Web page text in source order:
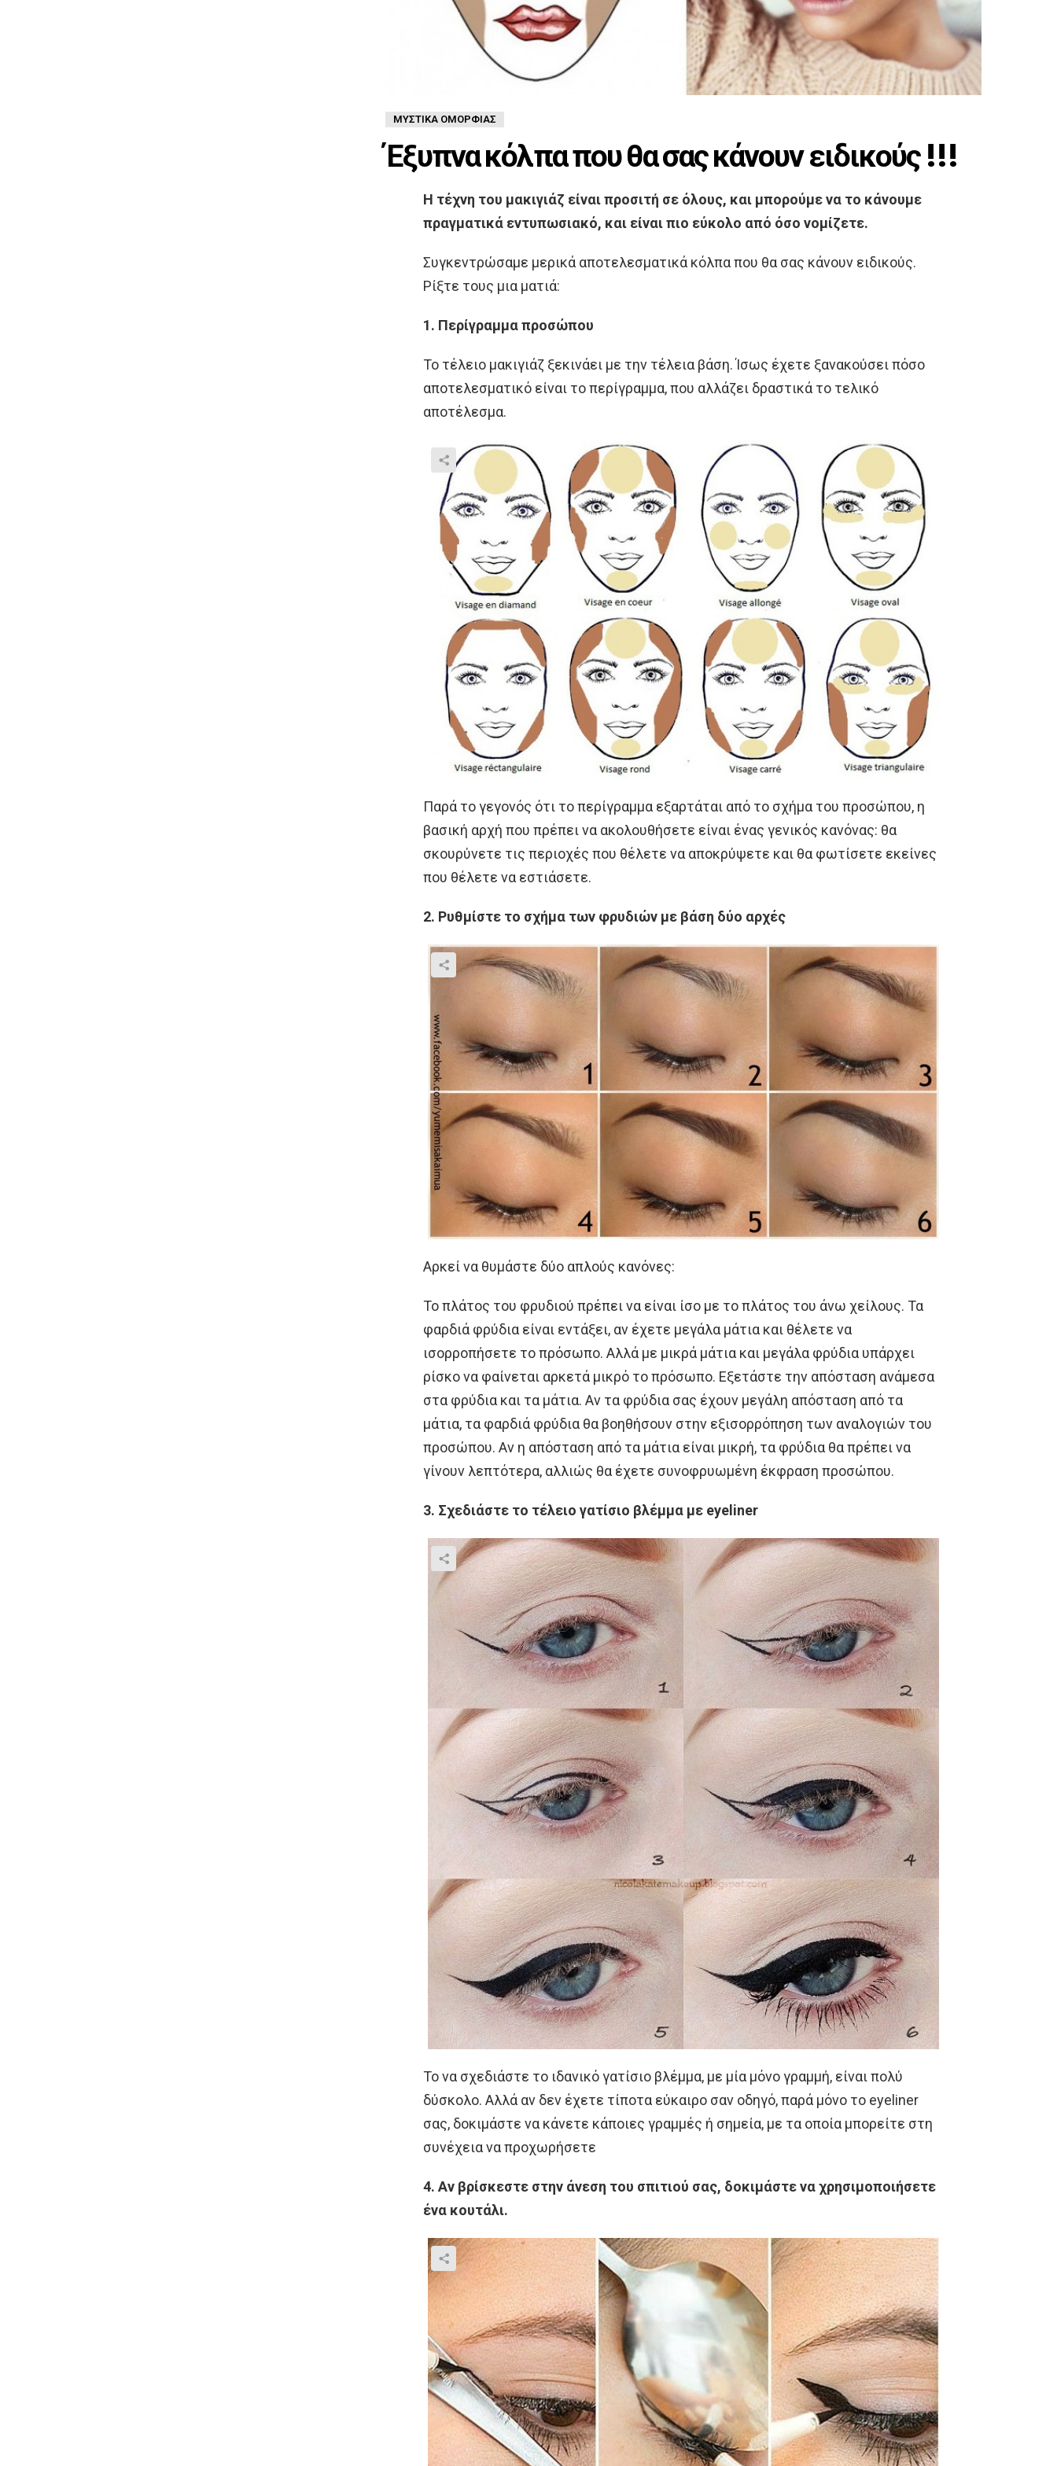
ΜΥΣΤΙΚΆ ΟΜΟΡΦΙΆΣ
Έξυπνα κόλπα που θα σας κάνουν ειδικούς !!!
Η τέχνη του μακιγιάζ είναι προσιτή σε όλους, και μπορούμε να το κάνουμε
πραγματικά εντυπωσιακό, και είναι πιο εύκολο από όσο νομίζετε.
Συγκεντρώσαμε μερικά αποτελεσματικά κόλπα που θα σας κάνουν ειδικούς.
Ρίξτε τους μια ματιά:
1. Περίγραμμα προσώπου
Το τέλειο μακιγιάζ ξεκινάει με την τέλεια βάση. Ίσως έχετε ξανακούσει πόσο
αποτελεσματικό είναι το περίγραμμα, που αλλάζει δραστικά το τελικό
αποτέλεσμα.
Παρά το γεγονός ότι το περίγραμμα εξαρτάται από το σχήμα του προσώπου, η
βασική αρχή που πρέπει να ακολουθήσετε είναι ένας γενικός κανόνας: θα
σκουρύνετε τις περιοχές που θέλετε να αποκρύψετε και θα φωτίσετε εκείνες
που θέλετε να εστιάσετε.
2. Ρυθμίστε το σχήμα των φρυδιών με βάση δύο αρχές
Αρκεί να θυμάστε δύο απλούς κανόνες:
Το πλάτος του φρυδιού πρέπει να είναι ίσο με το πλάτος του άνω χείλους. Τα
φαρδιά φρύδια είναι εντάξει, αν έχετε μεγάλα μάτια και θέλετε να
ισορροπήσετε το πρόσωπο. Αλλά με μικρά μάτια και μεγάλα φρύδια υπάρχει
ρίσκο να φαίνεται αρκετά μικρό το πρόσωπο. Εξετάστε την απόσταση ανάμεσα
στα φρύδια και τα μάτια. Αν τα φρύδια σας έχουν μεγάλη απόσταση από τα
μάτια, τα φαρδιά φρύδια θα βοηθήσουν στην εξισορρόπηση των αναλογιών του
προσώπου. Αν η απόσταση από τα μάτια είναι μικρή, τα φρύδια θα πρέπει να
γίνουν λεπτότερα, αλλιώς θα έχετε συνοφρυωμένη έκφραση προσώπου.
3. Σχεδιάστε το τέλειο γατίσιο βλέμμα με eyeliner
Το να σχεδιάστε το ιδανικό γατίσιο βλέμμα, με μία μόνο γραμμή, είναι πολύ
δύσκολο. Αλλά αν δεν έχετε τίποτα εύκαιρο σαν οδηγό, παρά μόνο το eyeliner
σας, δοκιμάστε να κάνετε κάποιες γραμμές ή σημεία, με τα οποία μπορείτε στη
συνέχεια να προχωρήσετε
4. Αν βρίσκεστε στην άνεση του σπιτιού σας, δοκιμάστε να χρησιμοποιήσετε
ένα κουτάλι.